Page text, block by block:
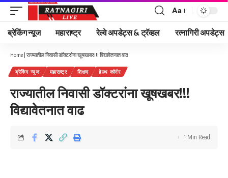
Font
Resizer
Aa
ब्रेकिंग न्यूज महाराष्ट्र रेल्वे अपडेट्स & ट्रॅव्हल रत्नागिरी अपडेट्स
Home | राज्यातील निवासी डॉक्टरांना खूषखबर!!! विद्यावेतनात वाढ
ब्रेकिंग न्यूज महाराष्ट्र शिक्षण हेल्थ कॉर्नर
राज्यातील निवासी डॉक्टरांना खूषखबर!!!
विद्यावेतनात वाढ
1 Min Read